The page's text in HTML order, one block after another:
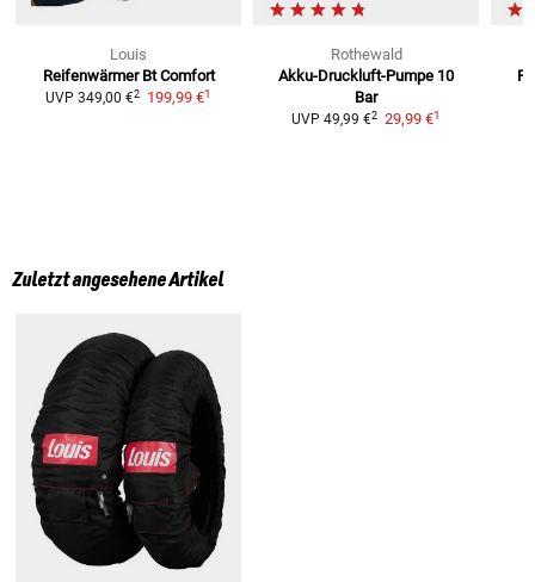
Louis
Reifenwärmer Bt Comfort
UVP 349,00 €2 199,99 €1
Rothewald
Akku-Druckluft-Pumpe 10
Bar
UVP 49,99 €2 29,99 €1
Zuletzt angesehene Artikel